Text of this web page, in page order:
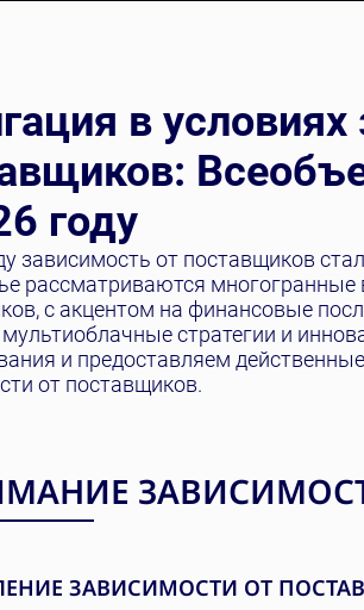
в
году
зависимость от поставщиков
рассматриваются
с акцентом на финансовые
мультиоблачные стратегии и
и предоставляем
от поставщиков.
ЗАВИСИМОСТИ ОТ